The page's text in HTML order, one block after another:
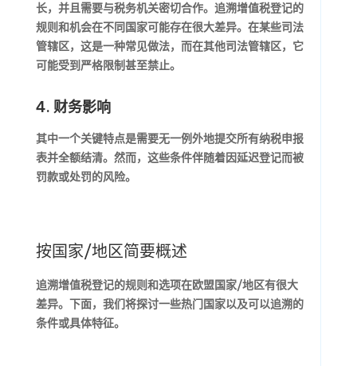
长，并且需要与税务机关密切合作。追溯增值税登记的
规则和机会在不同国家可能存在很大差异。在某些司法
管辖区，这是一种常见做法，而在其他司法管辖区，它
可能受到严格限制甚至禁止。
4. 财务影响
其中一个关键特点是需要无一例外地提交所有纳税申报
表并全额结清。然而，这些条件伴随着因延迟登记而被
罚款或处罚的风险。
按国家/地区简要概述
追溯增值税登记的规则和选项在欧盟国家/地区有很大
差异。下面，我们将探讨一些热门国家以及可以追溯的
条件或具体特征。